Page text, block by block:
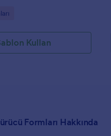
form şablonudur.
Kullan
Formları Hakkında